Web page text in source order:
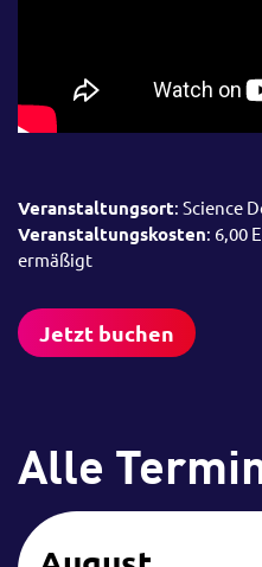
Veranstaltungsort: Science
Veranstaltungskosten: 6,00
ermäßigt
Jetzt buchen
Alle